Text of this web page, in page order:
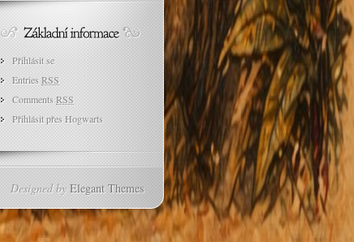
Přihlásit se
Entries RSS
Comments RSS
Přihlásit přes Hogwarts
Designed byElegant Themes